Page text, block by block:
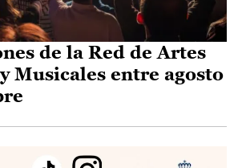
de la Red de Artes
Musicales entre agosto